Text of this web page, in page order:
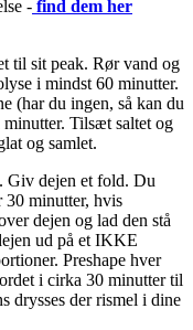
- find dem her
til sit peak. Rør vand og
i mindst 60 minutter.
(har du ingen, så kan du
Tilsæt saltet og
og samlet.
Giv dejen et fold. Du
30 minutter, hvis
dejen og lad den stå
ud på et IKKE
Preshape hver
i cirka 30 minutter til
drysses der rismel i dine